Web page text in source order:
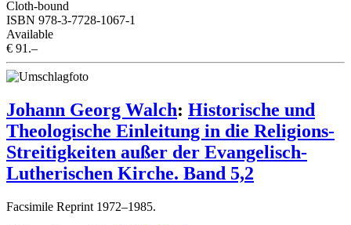
Cloth-bound
ISBN 978-3-7728-1067-1
Available
€ 91.–
Johann Georg Walch: Historische und
Theologische Einleitung in die Religions-
Streitigkeiten außer der Evangelisch-
Lutherischen Kirche. Band 5,2
Facsimile Reprint 1972–1985.